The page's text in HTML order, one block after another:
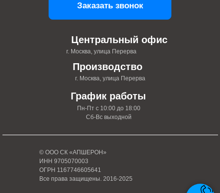
© ООО СК «АПШЕРОН»
ИНН 9705070003
ОГРН 1167746605641
Все права защищены. 2016-2025
Центральный офис
г. Москва, улица Перерва
График работы
Пн-Пт с 10:00 до 18:00
Сб-Вс выходной
Производство
г. Москва, улица Перерва
Заказать звонок